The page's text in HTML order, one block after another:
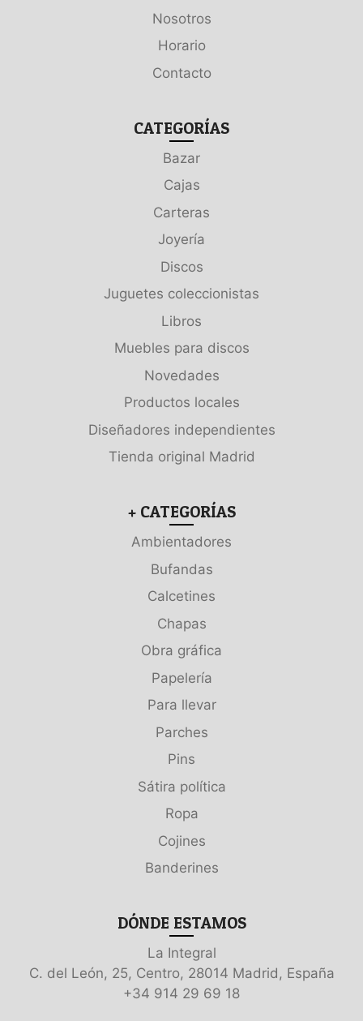
Nosotros
Horario
Contacto
CATEGORÍAS
Bazar
Cajas
Carteras
Joyería
Discos
Juguetes coleccionistas
Libros
Muebles para discos
Novedades
Productos locales
Diseñadores independientes
Tienda original Madrid
+ CATEGORÍAS
Ambientadores
Bufandas
Calcetines
Chapas
Obra gráfica
Papelería
Para llevar
Parches
Pins
Sátira política
Ropa
Cojines
Banderines
DÓNDE ESTAMOS
La Integral
C. del León, 25, Centro, 28014 Madrid, España
+34 914 29 69 18